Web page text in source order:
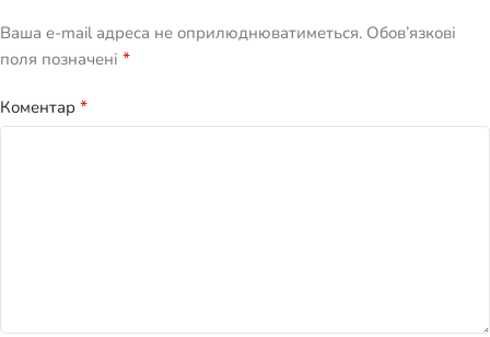
Ваша e-mail адреса не оприлюднюватиметься. Обов’язкові
поля позначені *
Коментар *